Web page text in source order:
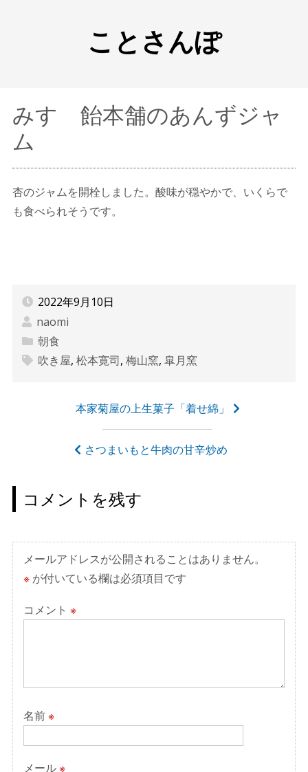
ことさんぽ
みすゞ飴本舗のあんずジャ
ム
杏のジャムを開栓しました。酸味が穏やかで、いくらで
も食べられそうです。
2022年9月10日
naomi
朝食
吹き屋, 松本寛司, 梅山窯, 皐月窯
ゲ
ー
シ
ョ
ン
本家菊屋の上生菓子「着せ綿」
さつまいもと牛肉の甘辛炒め
コメントを残す
メールアドレスが公開されることはありません。
※が付いている欄は必須項目です
コメント ※
名前※
メール※